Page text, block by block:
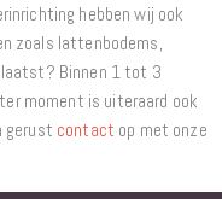
hebben wij ook
zoals lattenbodems,
Binnen 1 tot 3
moment is uiteraard ook
gerust contact op met onze